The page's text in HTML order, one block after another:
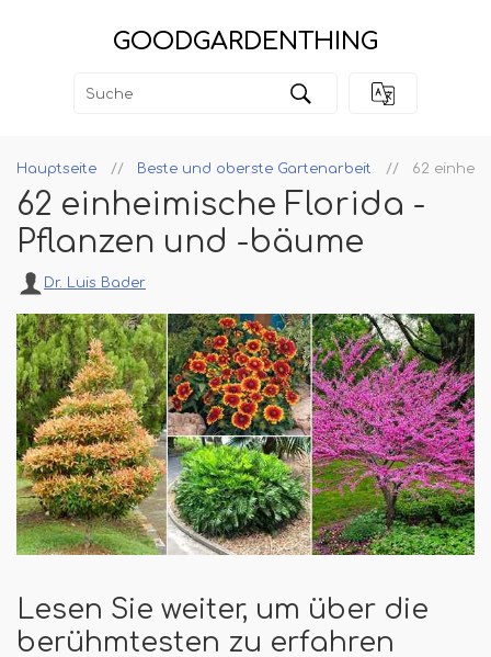
GOODGARDENTHING
Hauptseite Beste und oberste Gartenarbeit 62
62 einheimische Florida -
Pflanzen und -bäume
Dr. Luis Bader
Lesen Sie weiter, um über die
berühmtesten zu erfahren